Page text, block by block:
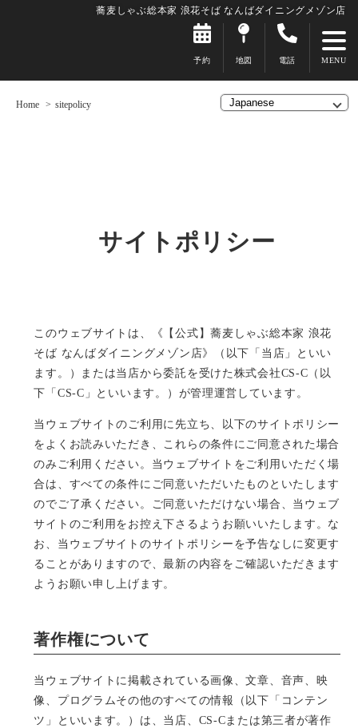
蕎麦しゃぶ総本家 浪花そば なんばダイニングメゾン店
予約 地図 電話
Home sitepolicy
サイトポリシー
このウェブサイトは、《【公式】蕎麦しゃぶ総本家 浪花
そば なんばダイニングメゾン店》（以下「当店」といい
ます。）または当店から委託を受けた株式会社CS-C（以
下「CS-C」といいます。）が管理運営しています。
当ウェブサイトのご利用に先立ち、以下のサイトポリシー
をよくお読みいただき、これらの条件にご同意された場合
のみご利用ください。当ウェブサイトをご利用いただく場
合は、すべての条件にご同意いただいたものといたします
のでご了承ください。ご同意いただけない場合、当ウェブ
サイトのご利用をお控え下さるようお願いいたします。な
お、当ウェブサイトのサイトポリシーを予告なしに変更す
ることがありますので、最新の内容をご確認いただきます
ようお願い申し上げます。
著作権について
当ウェブサイトに掲載されている画像、文章、音声、映
像、プログラムその他のすべての情報（以下「コンテン
ツ」といいます。）は、当店、CS-Cまたは第三者が著作